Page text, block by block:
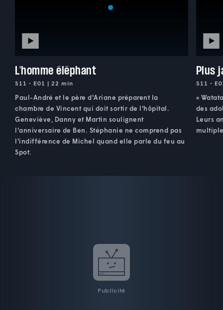
L'homme éléphant
S11 • E01 | 22 min
Paul-André et le père d'Ariane préparent la
chambre de Vincent qui doit sortir de l'hôpital.
Geneviève, Danny et Martin soulignent
l'anniversaire de Ben. Stéphanie ne comprend pas
l'indifférence de Michel quand elle parle du feu au
Spot.
Plus
S11 •
«
des
Leurs
Publicité